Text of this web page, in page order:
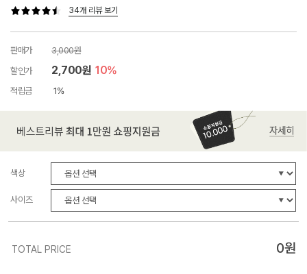
34개 리뷰 보기
판매가
3,000원
할인가
2,700원 10%
적립금 1%
색상
사이즈
TOTAL PRICE 0원